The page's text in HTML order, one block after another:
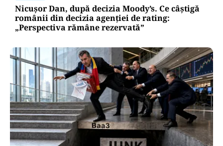
Nicușor Dan, după decizia Moody’s. Ce câștigă
românii din decizia agenției de rating:
„Perspectiva rămâne rezervată”